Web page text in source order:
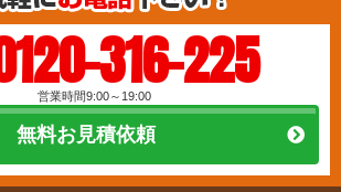
316-225
営業時間9:00～19:00
無料お見積依頼